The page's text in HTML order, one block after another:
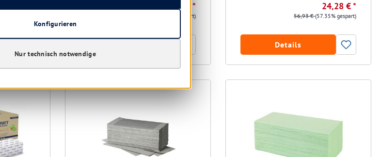
24,95 € *
(25.92% gespart)
24,28 € *
56,93 €(57.35% gespart)
Details
Nur technisch notwendige
Konfigurieren